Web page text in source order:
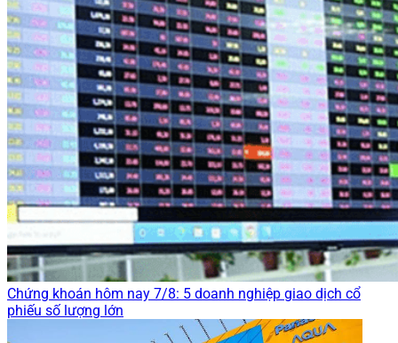
Chứng khoán hôm nay 7/8: 5 doanh nghiệp giao dịch cổ
phiếu số lượng lớn